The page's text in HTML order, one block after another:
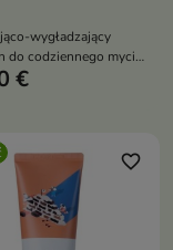
wygładzający
do codziennego mycia
skóry głowy.
przywrócić im
elastyczność i
blask
€
favorite_border